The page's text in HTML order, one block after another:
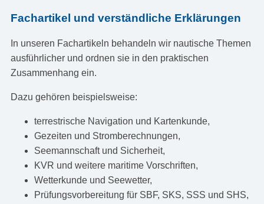
Fachartikel und verständliche Erklärungen
In unseren Fachartikeln behandeln wir nautische Themen
ausführlicher und ordnen sie in den praktischen
Zusammenhang ein.
Dazu gehören beispielsweise:
terrestrische Navigation und Kartenkunde,
Gezeiten und Stromberechnungen,
Seemannschaft und Sicherheit,
KVR und weitere maritime Vorschriften,
Wetterkunde und Seewetter,
Prüfungsvorbereitung für SBF, SKS, SSS und SHS,